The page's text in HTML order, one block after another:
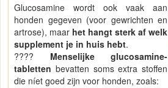
Glucosamine wordt ook vaak aan
honden gegeven (voor gewrichten en
artrose), maar het hangt sterk af welk
supplement je in huis hebt.
???? Menselijke glucosamine-
tabletten bevatten soms extra stoffen
die níet goed zijn voor honden, zoals: